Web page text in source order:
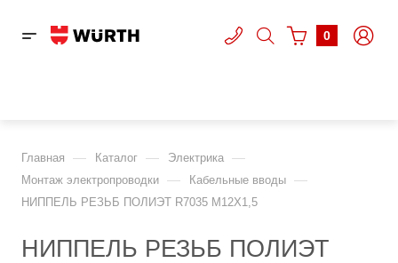
0
Главная — Каталог — Электрика —
Монтаж электропроводки — Кабельные вводы —
НИППЕЛЬ РЕЗЬБ ПОЛИЭТ R7035 M12X1,5
НИППЕЛЬ РЕЗЬБ ПОЛИЭТ